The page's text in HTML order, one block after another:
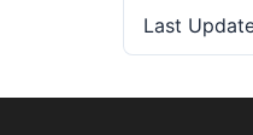
Last